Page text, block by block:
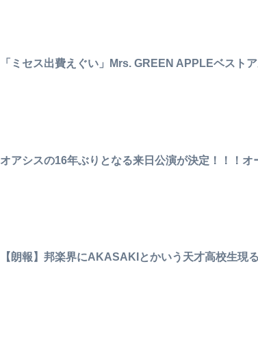
「ミセス出費えぐい」Mrs. GREEN APPLEベスト
オアシスの16年ぶりとなる来日公演が決定！！！オ
【朗報】邦楽界にAKASAKIとかいう天才高校生現